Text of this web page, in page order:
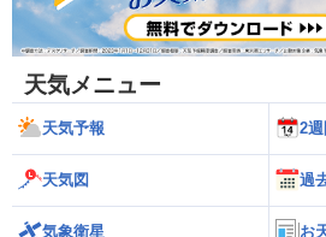
天気メニュー
天気予報 2
天気図 過
気象衛星 お